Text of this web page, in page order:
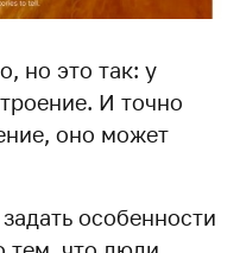
но это так: у
И точно
оно может
особенности